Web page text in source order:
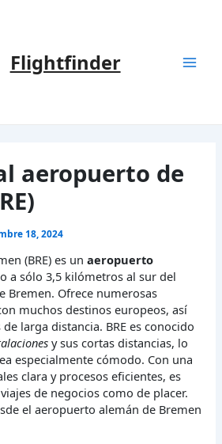
Flightfinder
aeropuerto de
18, 2024
(BRE) es unaeropuerto
a sólo 3,5 kilómetros al sur del
Bremen. Ofrece numerosas
muchos destinos europeos, así
larga distancia. BRE es conocido
y sus cortas distancias, lo
especialmente cómodo. Con una
clara y procesos eficientes, es
de negocios como de placer.
el aeropuerto alemán de Bremen